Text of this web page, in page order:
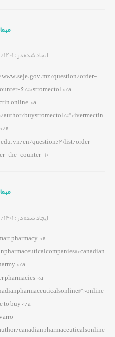
ایجاد شده در:23/06/
question/order-
6/#>stromectol </a>
online <a
buystromectol/#">ivermectin
</a>
en/question%20list/order-
the-counter-10/
ایجاد شده در:24/06/
pharmacy <a
</a>
pharmacies <a
buy </a>
canadianpharmaceuticalsonline/